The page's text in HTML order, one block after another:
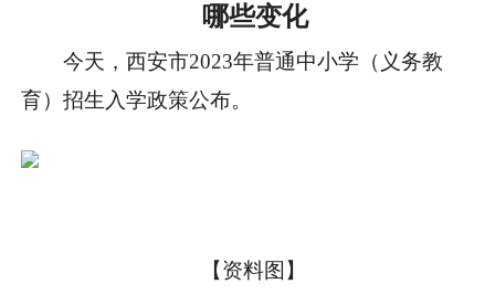
哪些变化
今天，西安市2023年普通中小学（义务教
育）招生入学政策公布。
【资料图】